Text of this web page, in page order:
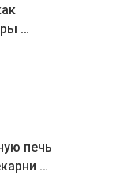
…
печь
…